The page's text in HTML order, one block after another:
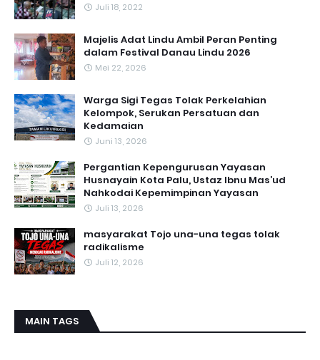
Juli 18, 2022
Majelis Adat Lindu Ambil Peran Penting
dalam Festival Danau Lindu 2026
Mei 22, 2026
Warga Sigi Tegas Tolak Perkelahian
Kelompok, Serukan Persatuan dan
Kedamaian
Juni 13, 2026
Pergantian Kepengurusan Yayasan
Husnayain Kota Palu, Ustaz Ibnu Mas’ud
Nahkodai Kepemimpinan Yayasan
Juli 13, 2026
masyarakat Tojo una-una tegas tolak
radikalisme
Juli 12, 2026
MAIN TAGS